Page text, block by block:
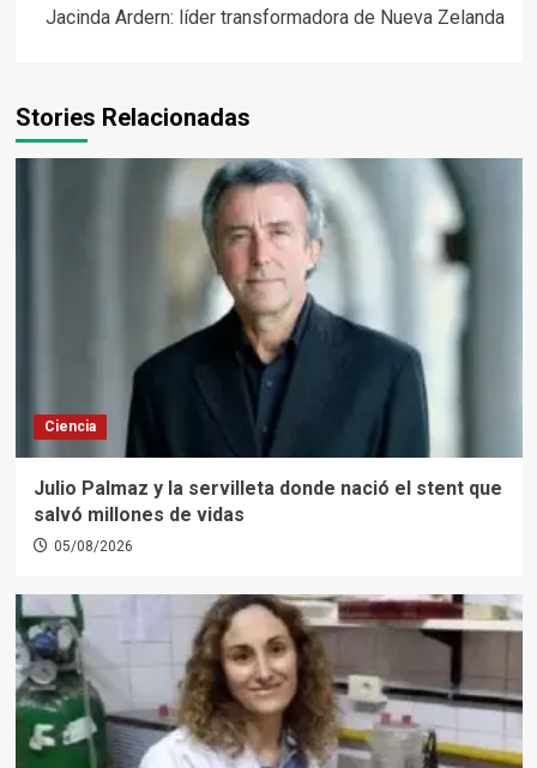
Jacinda Ardern: líder transformadora de Nueva Zelanda
Stories Relacionadas
Ciencia
Julio Palmaz y la servilleta donde nació el stent que
salvó millones de vidas
05/08/2026